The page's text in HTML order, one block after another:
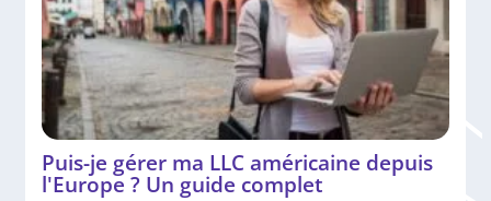
Puis-je gérer ma LLC américaine depuis
l'Europe ? Un guide complet